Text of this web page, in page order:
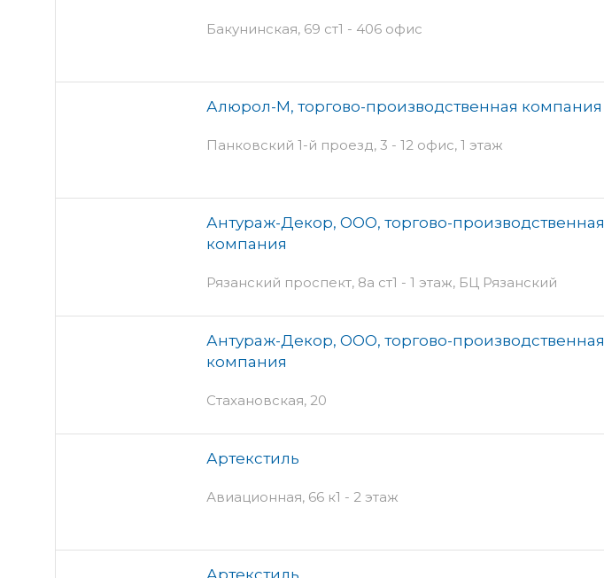
Бакунинская, 69 ст1 - 406 офис
Алюрол-М, торгово-производственная компания
Панковский 1-й проезд, 3 - 12 офис, 1 этаж
Антураж-Декор, ООО, торгово-производственная
компания
Рязанский проспект, 8а ст1 - 1 этаж, БЦ Рязанский
Антураж-Декор, ООО, торгово-производственная
компания
Стахановская, 20
Артекстиль
Авиационная, 66 к1 - 2 этаж
Артекстиль